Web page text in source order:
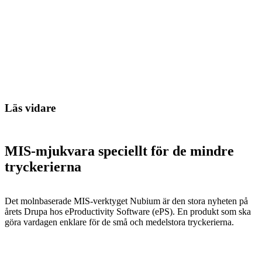
Läs vidare
MIS-mjukvara speciellt för de mindre
tryckerierna
Det molnbaserade MIS-verktyget Nubium är den stora nyheten på
årets Drupa hos eProductivity Software (ePS). En produkt som ska
göra vardagen enklare för de små och medelstora tryckerierna.